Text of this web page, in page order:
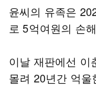
윤씨의 유족은
로 5억여원의 손
이날 재판에선 이
몰려 20년간 억